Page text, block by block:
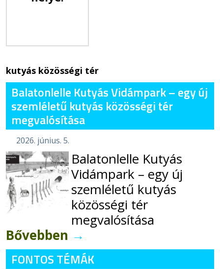
kutyás közösségi tér
Balatonlelle Kutyás Vidámpark – egy új
szemléletű kutyás közösségi tér
megvalósítása
2026. június. 5.
Balatonlelle Kutyás
Vidámpark – egy új
szemléletű kutyás
közösségi tér
megvalósítása
Bővebben →
FONTOS TÉMÁK